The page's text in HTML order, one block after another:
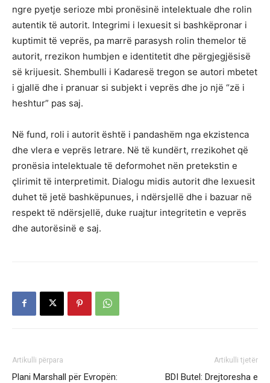
ngre pyetje serioze mbi pronësinë intelektuale dhe rolin
autentik të autorit. Integrimi i lexuesit si bashkëpronar i
kuptimit të veprës, pa marrë parasysh rolin themelor të
autorit, rrezikon humbjen e identitetit dhe përgjegjësisë
së krijuesit. Shembulli i Kadaresë tregon se autori mbetet
i gjallë dhe i pranuar si subjekt i veprës dhe jo një “zë i
heshtur” pas saj.
Në fund, roli i autorit është i pandashëm nga ekzistenca
dhe vlera e veprës letrare. Në të kundërt, rrezikohet që
pronësia intelektuale të deformohet nën pretekstin e
çlirimit të interpretimit. Dialogu midis autorit dhe lexuesit
duhet të jetë bashkëpunues, i ndërsjellë dhe i bazuar në
respekt të ndërsjellë, duke ruajtur integritetin e veprës
dhe autorësinë e saj.
Artikulli përpara
Plani Marshall për Evropën:
Artikulli tjetër
BDI Butel: Drejtoresha e